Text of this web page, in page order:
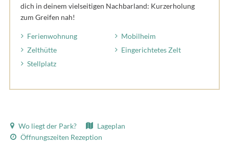
dich in deinem vielseitigen Nachbarland: Kurzerholung
zum Greifen nah!
Ferienwohnung
Mobilheim
Zelthütte
Eingerichtetes Zelt
Stellplatz
Wo liegt der Park?
Lageplan
Öffnungszeiten Rezeption